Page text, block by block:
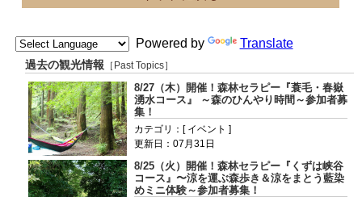
Powered by Translate
過去の観光情報 ［Past Topics］
8/27（木）開催！森林セラピー『蓑毛・春嶽
湧水コース』 ～森のひんやり時間～参加者募
集！
カテゴリ：[ イベント ]
更新日：07月31日
8/25（火）開催！森林セラピー『くずは峡谷
コース』〜涼を運ぶ森歩き＆涼をまとう藍染
めミニ体験～参加者募集！